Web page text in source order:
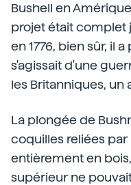
Bushell en
projet était complet
en 1776, bien sûr, il
s'agissait d'une
les Britanniques, un
La plongée de
coquilles reliées par
entièrement en
supérieur ne